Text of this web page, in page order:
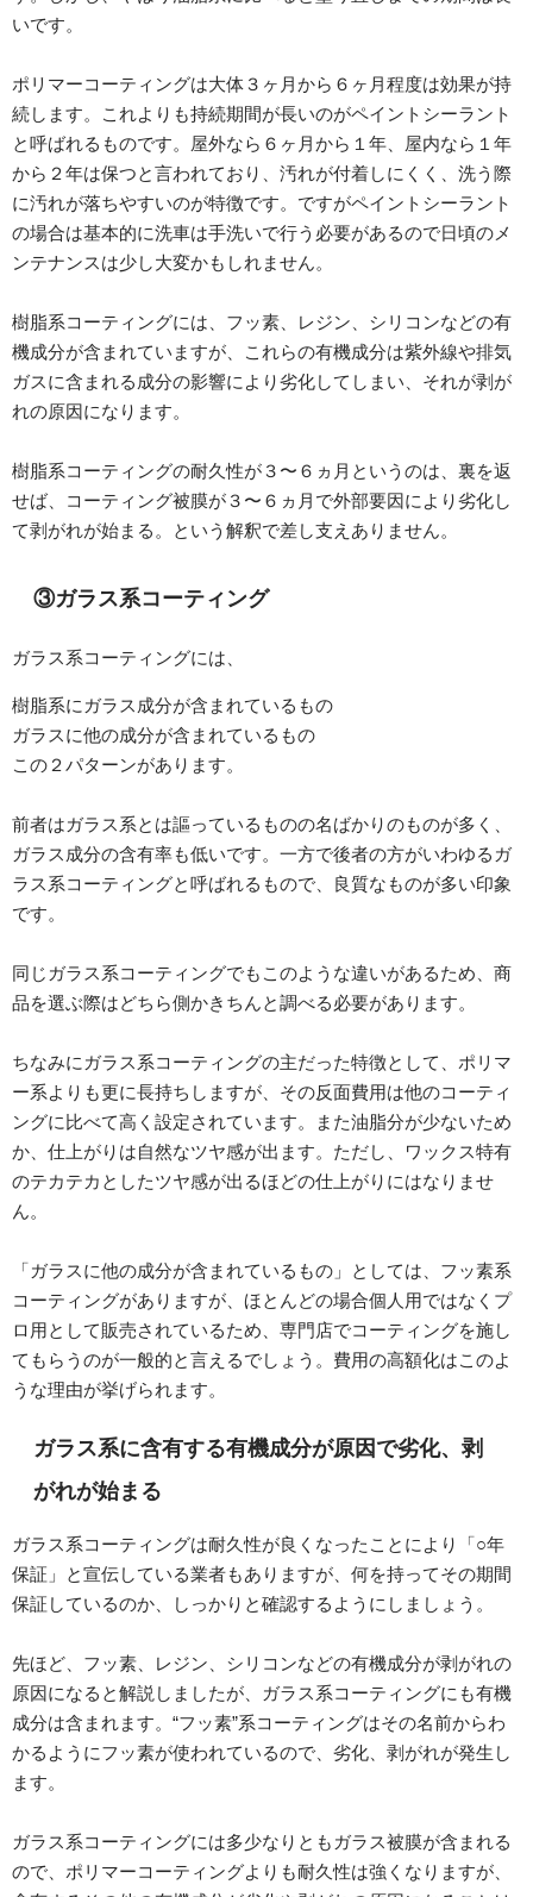
いです。
ポリマーコーティングは大体３ヶ月から６ヶ月程度は効果が持
続します。これよりも持続期間が長いのがペイントシーラント
と呼ばれるものです。屋外なら６ヶ月から１年、屋内なら１年
から２年は保つと言われており、汚れが付着しにくく、洗う際
に汚れが落ちやすいのが特徴です。ですがペイントシーラント
の場合は基本的に洗車は手洗いで行う必要があるので日頃のメ
ンテナンスは少し大変かもしれません。
樹脂系コーティングには、フッ素、レジン、シリコンなどの有
機成分が含まれていますが、これらの有機成分は紫外線や排気
ガスに含まれる成分の影響により劣化してしまい、それが剥が
れの原因になります。
樹脂系コーティングの耐久性が３〜６ヵ月というのは、裏を返
せば、コーティング被膜が３〜６ヵ月で外部要因により劣化し
て剥がれが始まる。という解釈で差し支えありません。
③ガラス系コーティング
ガラス系コーティングには、
樹脂系にガラス成分が含まれているもの
ガラスに他の成分が含まれているもの
この２パターンがあります。
前者はガラス系とは謳っているものの名ばかりのものが多く、
ガラス成分の含有率も低いです。一方で後者の方がいわゆるガ
ラス系コーティングと呼ばれるもので、良質なものが多い印象
です。
同じガラス系コーティングでもこのような違いがあるため、商
品を選ぶ際はどちら側かきちんと調べる必要があります。
ちなみにガラス系コーティングの主だった特徴として、ポリマ
ー系よりも更に長持ちしますが、その反面費用は他のコーティ
ングに比べて高く設定されています。また油脂分が少ないため
か、仕上がりは自然なツヤ感が出ます。ただし、ワックス特有
のテカテカとしたツヤ感が出るほどの仕上がりにはなりませ
ん。
「ガラスに他の成分が含まれているもの」としては、フッ素系
コーティングがありますが、ほとんどの場合個人用ではなくプ
ロ用として販売されているため、専門店でコーティングを施し
てもらうのが一般的と言えるでしょう。費用の高額化はこのよ
うな理由が挙げられます。
ガラス系に含有する有機成分が原因で劣化、剥
がれが始まる
ガラス系コーティングは耐久性が良くなったことにより「○年
保証」と宣伝している業者もありますが、何を持ってその期間
保証しているのか、しっかりと確認するようにしましょう。
先ほど、フッ素、レジン、シリコンなどの有機成分が剥がれの
原因になると解説しましたが、ガラス系コーティングにも有機
成分は含まれます。“フッ素”系コーティングはその名前からわ
かるようにフッ素が使われているので、劣化、剥がれが発生し
ます。
ガラス系コーティングには多少なりともガラス被膜が含まれる
ので、ポリマーコーティングよりも耐久性は強くなりますが、